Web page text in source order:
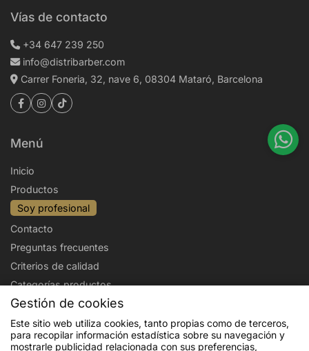
Gestión de cookies
Este sitio web utiliza cookies, tanto propias como de terceros,
para recopilar información estadística sobre su navegación y
mostrarle publicidad relacionada con sus preferencias,
Vías de contacto
+34 647 239 250
info@distribarber.com
Carrer Foneria, 32, nave 6, 08304 Mataró, Barcelona
Menú
Inicio
Productos
Soy profesional
Contacto
Preguntas frecuentes
Criterios de calidad
Categorías productos
Aviso legal
Política de privacidad
Politica de cookies
Condiciones de venta